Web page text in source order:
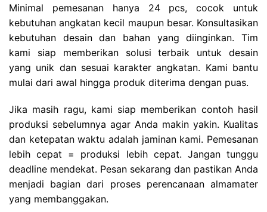
Minimal pemesanan hanya 24 pcs, cocok untuk
kebutuhan angkatan kecil maupun besar. Konsultasikan
kebutuhan desain dan bahan yang diinginkan. Tim
kami siap memberikan solusi terbaik untuk desain
yang unik dan sesuai karakter angkatan. Kami bantu
mulai dari awal hingga produk diterima dengan puas.
Jika masih ragu, kami siap memberikan contoh hasil
produksi sebelumnya agar Anda makin yakin. Kualitas
dan ketepatan waktu adalah jaminan kami. Pemesanan
lebih cepat = produksi lebih cepat. Jangan tunggu
deadline mendekat. Pesan sekarang dan pastikan Anda
menjadi bagian dari proses perencanaan almamater
yang membanggakan.